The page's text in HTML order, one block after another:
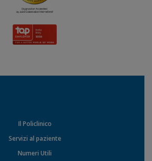
Il Policlinico
Servizi al paziente
Numeri Utili